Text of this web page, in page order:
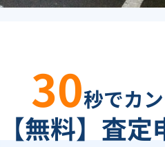
30秒でカ
【無料】査